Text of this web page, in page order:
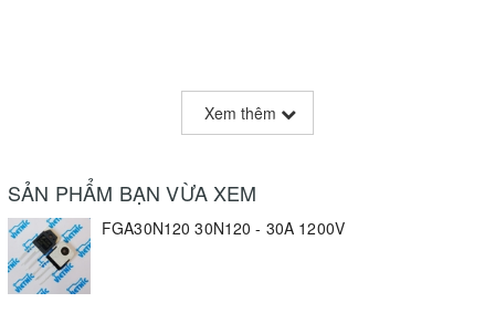
Xem thêm
SẢN PHẨM BẠN VỪA XEM
FGA30N120 30N120 - 30A 1200V